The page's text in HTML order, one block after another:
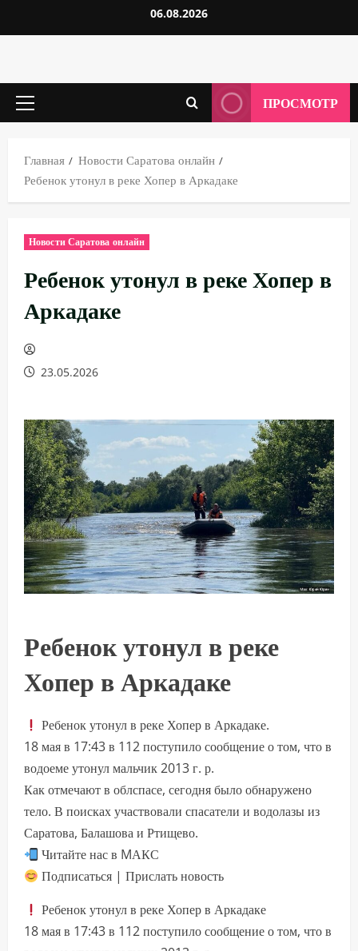
к
06.08.2026
Основное
ПРОСМОТР
Главная
Новости Саратова онлайн
Ребенок утонул в реке Хопер в Аркадаке
Новости Саратова онлайн
Ребенок утонул в реке Хопер в
Аркадаке
23.05.2026
Ребенок утонул в реке
Хопер в Аркадаке
Ребенок утонул в реке Хопер в Аркадаке.
18 мая в 17:43 в 112 поступило сообщение о том, что в
водоеме утонул мальчик 2013 г. р.
Как отмечают в облспасе, сегодня было обнаружено
тело. В поисках участвовали спасатели и водолазы из
Саратова, Балашова и Ртищево.
Читайте нас в MАКС
Подписаться | Прислать новость
Ребенок утонул в реке Хопер в Аркадаке
18 мая в 17:43 в 112 поступило сообщение о том, что в